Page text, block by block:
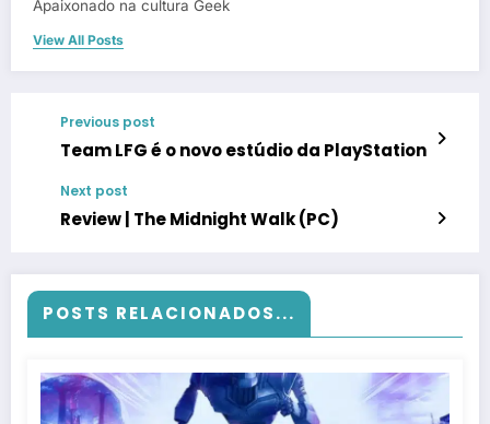
Apaixonado na cultura Geek
View All Posts
Previous post
Team LFG é o novo estúdio da PlayStation
Next post
Review | The Midnight Walk (PC)
POSTS RELACIONADOS...